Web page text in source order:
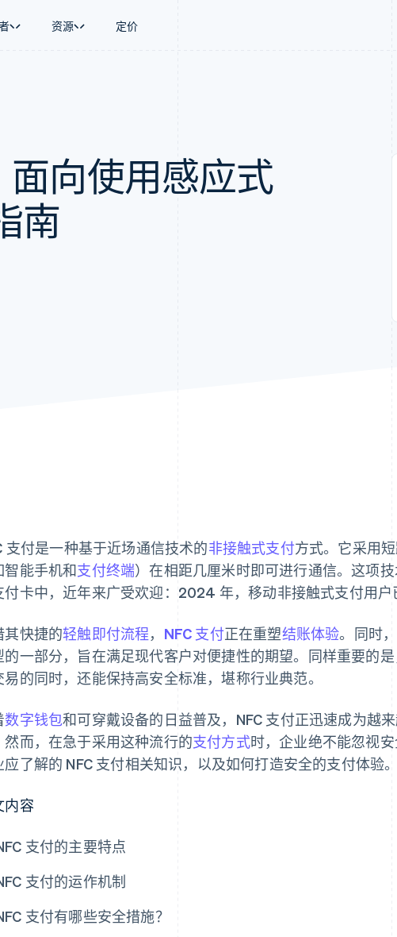
资源 定价
酒店、旅游与休闲
保险
媒体与娱乐
管理订阅
提供按用量计费
发行稳定币支持的支付卡
通过智能体配置和管理服务
API
资讯中心
Stripe Press
面向使用感应式
南
支付是一种基于近场通信技术的非接触式支付方式。它采用
智能手机和支付终端）在相距几厘米时即可进行通信。这项
付卡中，近年来广受欢迎：2024 年，移动非接触式支付用户
其快捷的轻触即付流程， NFC 支付正在重塑结账体验。同时
的一部分，旨在满足现代客户对便捷性的期望。同样重要的
易的同时，还能保持高安全标准，堪称行业典范。
数字钱包和可穿戴设备的日益普及，NFC 支付正迅速成为越
然而，在急于采用这种流行的支付方式时，企业绝不能忽视
应了解的 NFC 支付相关知识，以及如何打造安全的支付体验。
内容
支付的主要特点
支付的运作机制
支付有哪些安全措施？